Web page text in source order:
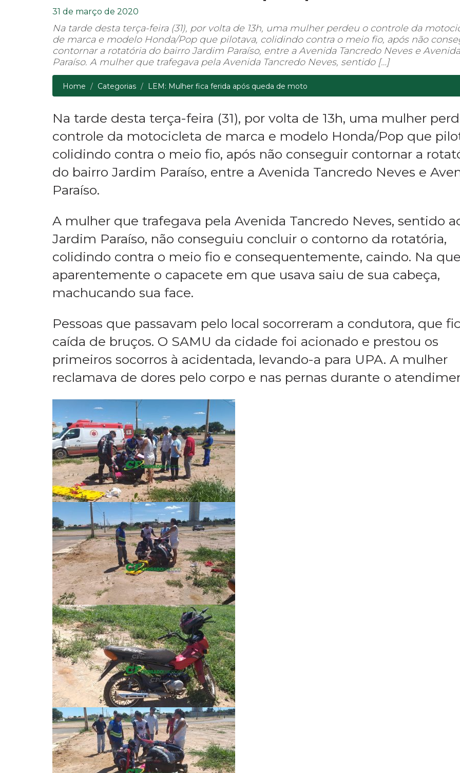
LEM: Mulher fica ferida após queda de moto
31 de março de 2020
Na tarde desta terça-feira (31), por volta de 13h, uma mulher perdeu o controle da
de marca e modelo Honda/Pop que pilotava, colidindo contra o meio fio, após não
contornar a rotatória do bairro Jardim Paraíso, entre a Avenida Tancredo Neves e Avenida
Home Categorias LEM: Mulher fica ferida após queda de moto
Na tarde desta terça-feira (31), por volta de 13h, uma mulher
controle da motocicleta de marca e modelo Honda/Pop que
do bairro Jardim Paraíso, entre a Avenida Tancredo Neves e
Paraíso.
A mulher que trafegava pela Avenida Tancredo Neves, sentido ao
Jardim Paraíso, não conseguiu concluir o contorno da rotatória,
aparentemente o capacete em que usava saiu de sua cabeça,
machucando sua face.
Pessoas que passavam pelo local socorreram a condutora, que
caída de bruços. O SAMU da cidade foi acionado e prestou os
primeiros socorros à acidentada, levando-a para UPA. A mulher
reclamava de dores pelo corpo e nas pernas durante o